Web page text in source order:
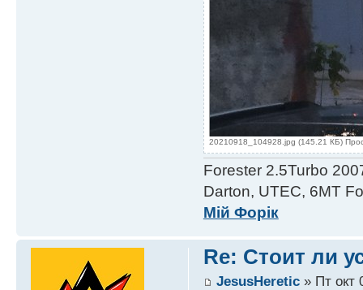
20210918_104928.jpg (145.21 КБ)
Forester 2.5Turbo
Darton, UTEC, 6MT
Мій Форік
Re: Стоит ли
JesusHeretic» Пт окт